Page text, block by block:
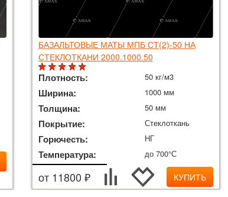
БАЗАЛЬТОВЫЕ МАТЫ МПБ СТ(2)-50 НА
СТЕКЛОТКАНИ 2000.1000.50
Плотность: 50 кг/м3
Ширина: 1000 мм
Толщина: 50 мм
Покрытие: Стеклоткань
Горючесть: НГ
Температура: до 700°С
от 11800 ₽ КУПИТЬ